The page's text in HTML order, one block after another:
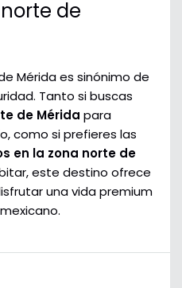
de
Mérida es sinónimo de
Tanto si buscas
de Mérida para
como si prefieres las
en la zona norte de
este destino ofrece
una vida premium